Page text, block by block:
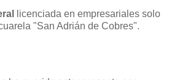
licenciada en empresariales solo
"San Adrián de Cobres".